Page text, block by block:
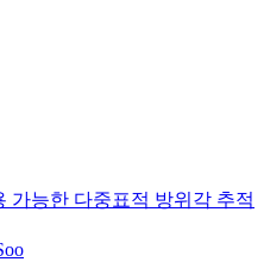
가능한 다중표적 방위각 추적